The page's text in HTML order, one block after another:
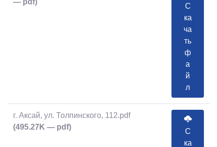
— pdf)
С
ка
ча
ть
ф
а
й
л
г. Аксай, ул. Толпинского, 112.pdf
(495.27K — pdf)
С
ка